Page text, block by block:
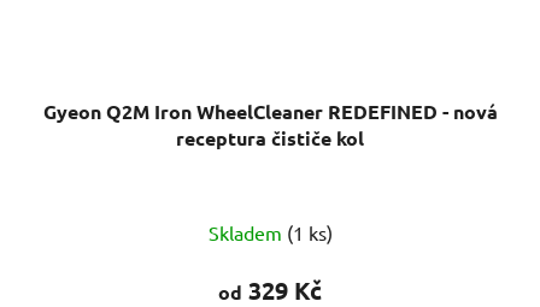
Gyeon Q2M Iron WheelCleaner REDEFINED - nová
receptura čističe kol
hodnocení
produktu
Skladem (1 ks)
od 329 Kč